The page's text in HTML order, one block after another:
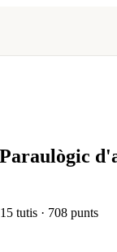
15 tutis · 708 punts